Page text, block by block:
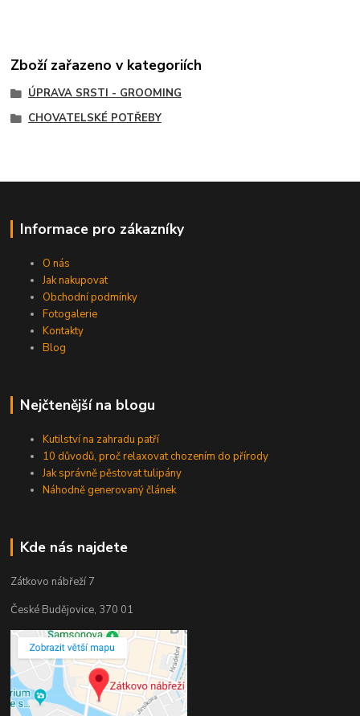
Zboží zařazeno v kategoriích
ÚPRAVA SRSTI - GROOMING
CHOVATELSKÉ POTŘEBY
Informace pro zákazníky
O nás
Jak nakupovat
Obchodní podmínky
Fotogalerie
Kontakty
Blog
Nejčtenější na blogu
Kutilství na zahradu patří
10 důvodů, proč relaxovat chozením do přírody
Jak správně pěstovat tulipány
Náhodně generovaný článek
Kde nás najdete
Zátkovo nábřeží 7
České Budějovice, 370 01